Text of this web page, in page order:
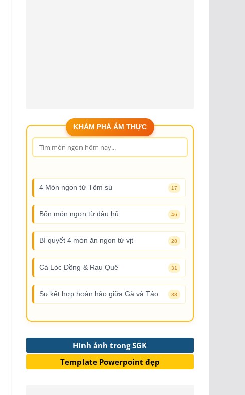
KHÁM PHÁ ẨM THỰC
4 Món ngon từ Tôm sú 17
Bốn món ngon từ đậu hũ 46
Bí quyết 4 món ăn ngon từ vịt 28
Cá Lóc Đồng & Rau Quê 31
Sự kết hợp hoàn hảo giữa Gà và Táo 38
Hình ảnh trong SGK
Template Powerpoint đẹp